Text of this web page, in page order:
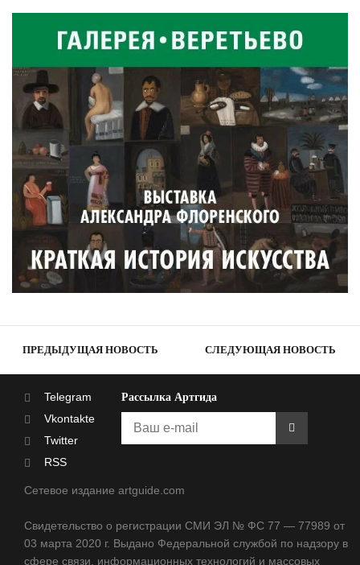
ПРЕДЫДУЩАЯ НОВОСТЬ СЛЕДУЮЩАЯ НОВОСТЬ
Telegram
Vkontakte
Twitter
RSS
Рассылка Артгида
Сетевое издание artguide.com
Свидетельство о регистрации СМИ ЭЛ № ФС 77 — 77989 от
03 марта 2020 г. Выдано Федеральной службой по надзору в
сфере связи, информационных технологий и массовых